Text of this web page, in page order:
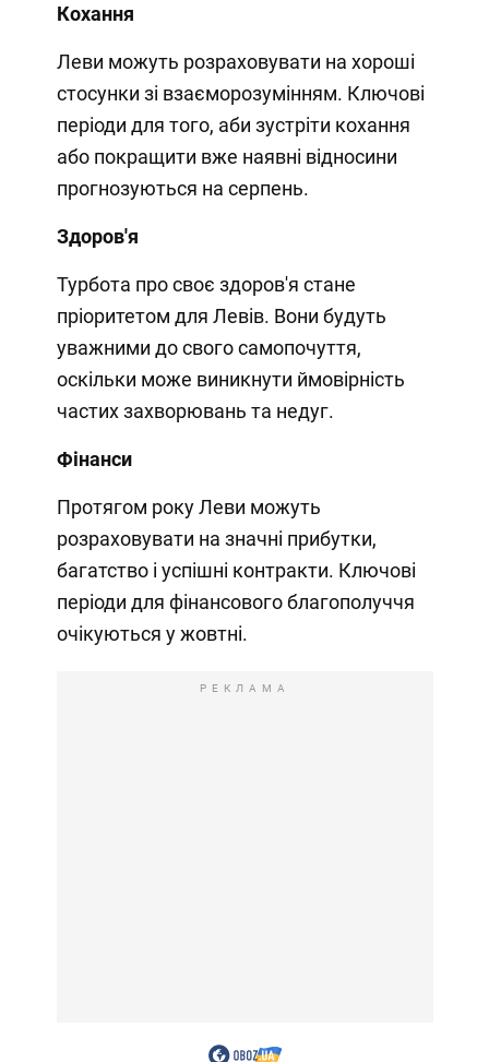
Кохання
Леви можуть розраховувати на хороші
стосунки зі взаєморозумінням. Ключові
періоди для того, аби зустріти кохання
або покращити вже наявні відносини
прогнозуються на серпень.
Здоров'я
Турбота про своє здоров'я стане
пріоритетом для Левів. Вони будуть
уважними до свого самопочуття,
оскільки може виникнути ймовірність
частих захворювань та недуг.
Фінанси
Протягом року Леви можуть
розраховувати на значні прибутки,
багатство і успішні контракти. Ключові
періоди для фінансового благополуччя
очікуються у жовтні.
РЕКЛАМА